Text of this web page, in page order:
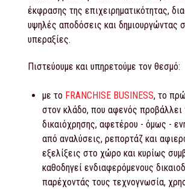
έκφρασης της επιχειρηματικότητας,
υψηλές αποδόσεις και δημιουργώντας
υπεραξίες.
Πιστεύουμε και υπηρετούμε τον θεσμό:
με το FRANCHISE BUSINESS, το
στον κλάδο, που αφενός προβάλλει
δικαιόχρησης, αφετέρου - όμως -
από αναλύσεις, ρεπορτάζ και
εξελίξεις στο χώρο και κυρίως
καθοδηγεί ενδιαφερόμενους
παρέχοντάς τους τεχνογνωσία,